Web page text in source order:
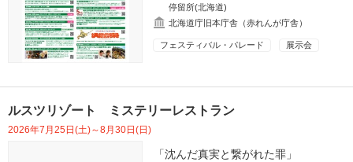
停留所(北海道)
北海道庁旧本庁舎（赤れんが庁舎）
フェスティバル・パレード 展示会
ルスツリゾート ミステリーレストラン
2026年7月25日(土)～8月30日(日)
「沈んだ真実と繋がれた罪」